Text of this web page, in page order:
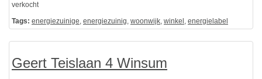
verkocht
Tags: energiezuinige, energiezuinig, woonwijk, winkel , energielabel
Geert Teislaan 4 Winsum